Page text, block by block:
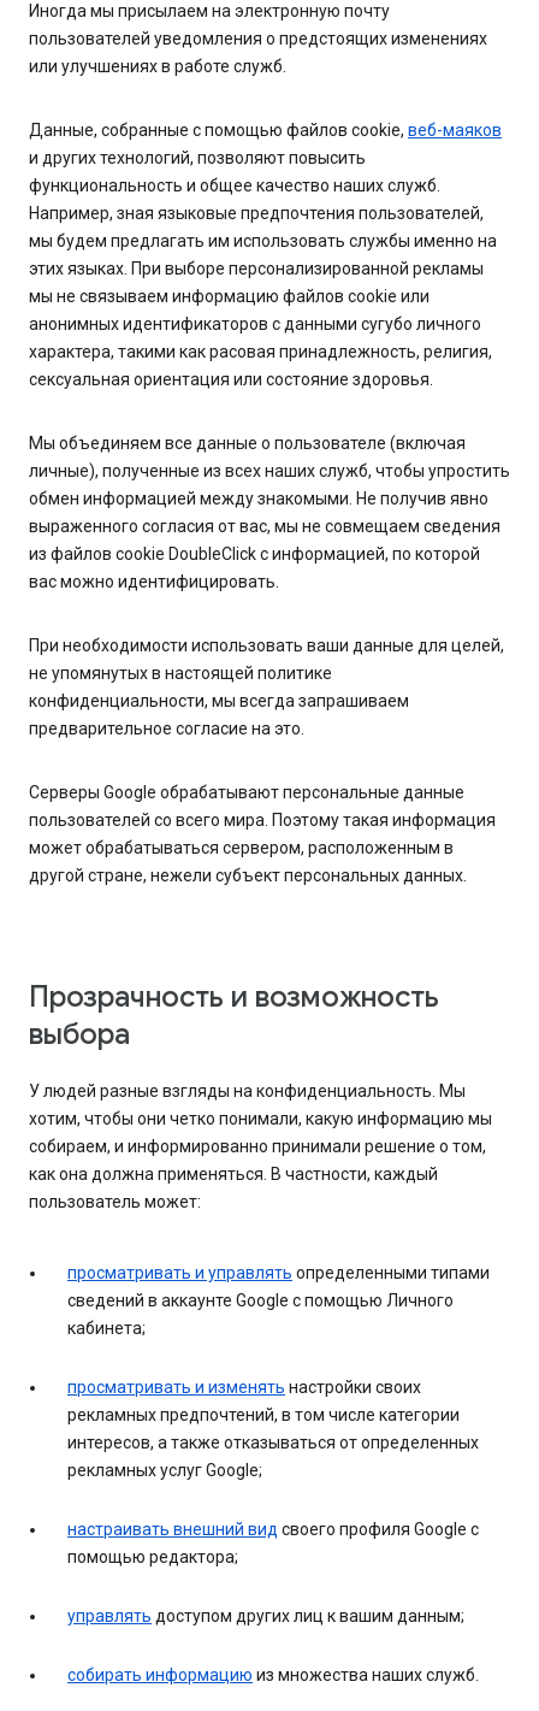
Иногда мы присылаем на электронную почту
пользователей уведомления о предстоящих изменениях
или улучшениях в работе служб.
Данные, собранные с помощью файлов cookie, веб-маяков
и других технологий, позволяют повысить
функциональность и общее качество наших служб.
Например, зная языковые предпочтения пользователей,
мы будем предлагать им использовать службы именно на
этих языках. При выборе персонализированной рекламы
мы не связываем информацию файлов cookie или
анонимных идентификаторов с данными сугубо личного
характера, такими как расовая принадлежность, религия,
сексуальная ориентация или состояние здоровья.
Мы объединяем все данные о пользователе (включая
личные), полученные из всех наших служб, чтобы упростить
обмен информацией между знакомыми. Не получив явно
выраженного согласия от вас, мы не совмещаем сведения
из файлов cookie DoubleClick с информацией, по которой
вас можно идентифицировать.
При необходимости использовать ваши данные для целей,
не упомянутых в настоящей политике
конфиденциальности, мы всегда запрашиваем
предварительное согласие на это.
Серверы Google обрабатывают персональные данные
пользователей со всего мира. Поэтому такая информация
может обрабатываться сервером, расположенным в
другой стране, нежели субъект персональных данных.
Прозрачность и возможность
выбора
У людей разные взгляды на конфиденциальность. Мы
хотим, чтобы они четко понимали, какую информацию мы
собираем, и информированно принимали решение о том,
как она должна применяться. В частности, каждый
пользователь может:
просматривать и управлять определенными типами
сведений в аккаунте Google с помощью Личного
кабинета;
просматривать и изменять настройки своих
рекламных предпочтений, в том числе категории
интересов, а также отказываться от определенных
рекламных услуг Google;
настраивать внешний вид своего профиля Google с
помощью редактора;
управлять доступом других лиц к вашим данным;
собирать информацию из множества наших служб.